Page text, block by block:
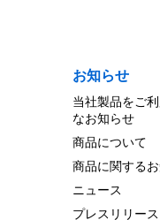
お知らせ
当社製品をご
なお知らせ
商品について
商品に関する
ニュース
プレスリリース